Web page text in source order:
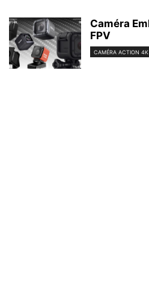
Caméra
FPV
CAMÉRA ACTION 4K